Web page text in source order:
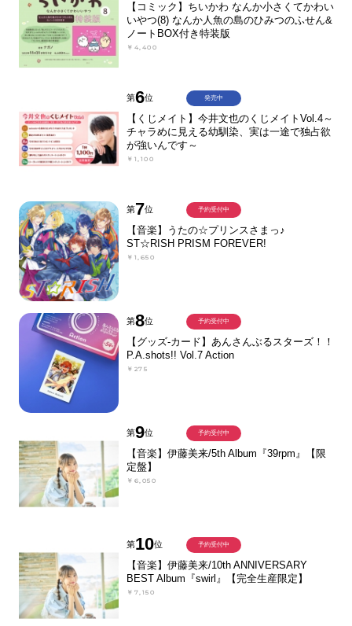
【コミック】ちいかわ なんか小さくてかわい
いやつ(8) なんか人魚の島のひみつのふせん&
ノートBOX付き特装版
￥4,400
第6位
【くじメイト】今井文也のくじメイトVol.4～
チャラめに見える幼馴染、実は一途で独占欲
が強いんです～
￥1,100
発売中
第7位
【音楽】うたの☆プリンスさまっ♪
ST☆RISH PRISM FOREVER!
￥1,650
予約受付中
第8位
【グッズ-カード】あんさんぶるスターズ！！
P.A.shots!! Vol.7 Action
￥275
予約受付中
第9位
【音楽】伊藤美来/5th Album『39rpm』【限
定盤】
￥6,050
予約受付中
第10位
【音楽】伊藤美来/10th ANNIVERSARY
BEST Album『swirl』【完全生産限定】
￥7,150
予約受付中